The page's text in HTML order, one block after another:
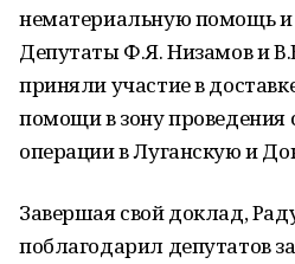
нематериальную помощь
Депутаты Ф.Я. Низамов и
приняли участие в
помощи в зону проведения
операции в Луганскую и
Завершая свой доклад,
поблагодарил депутатов